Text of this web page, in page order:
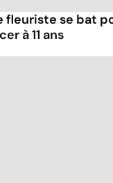
fleuriste se bat
à 11 ans